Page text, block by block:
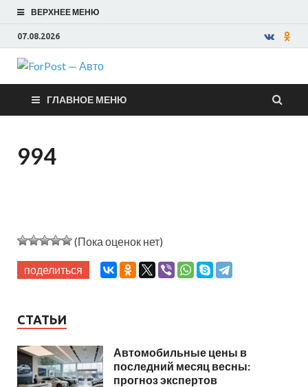
ВЕРХНЕЕ МЕНЮ
07.08.2026
ForPost —
Авто
ГЛАВНОЕ МЕНЮ
994
(Пока оценок нет)
поделиться
СТАТЬИ
Автомобильные цены в
последний месяц весны:
прогноз экспертов